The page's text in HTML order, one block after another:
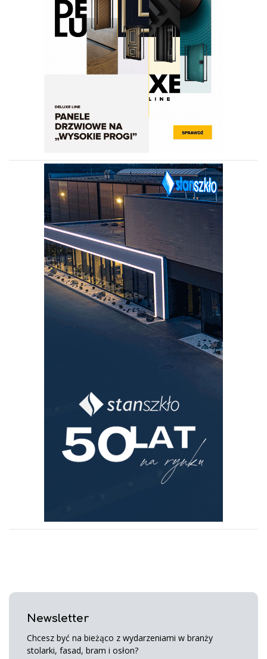
Newsletter
Chcesz być na bieżąco z wydarzeniami w branży
stolarki, fasad, bram i osłon?